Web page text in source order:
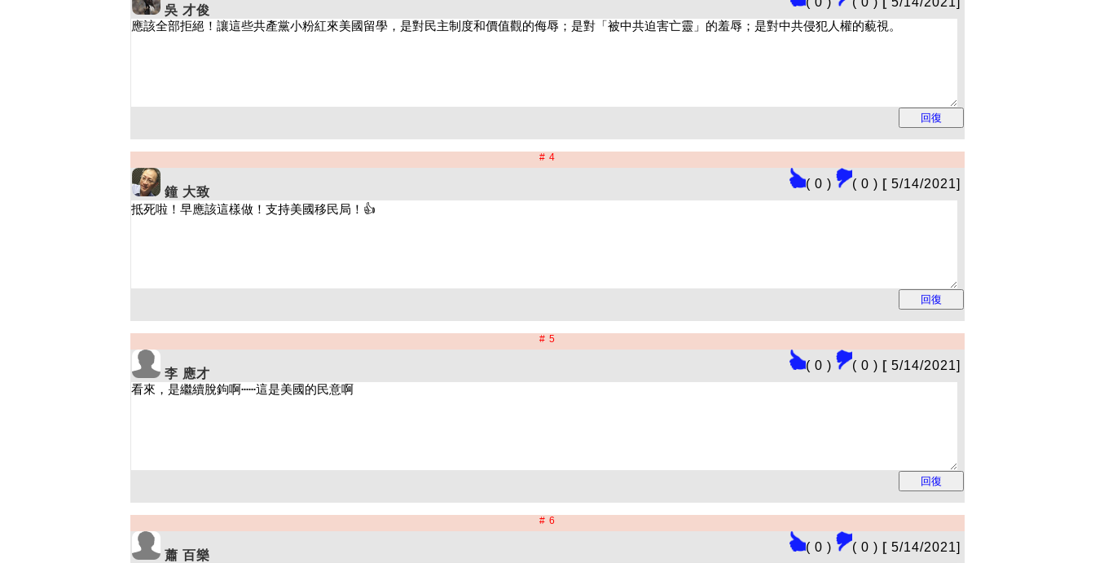
吳 才俊
# 4
( 0 ) ( 0 ) [ 5/14/2021]
鐘 大致
# 5
( 0 ) ( 0 ) [ 5/14/2021]
李 應才
# 6
( 0 ) ( 0 ) [ 5/14/2021]
蕭 百樂